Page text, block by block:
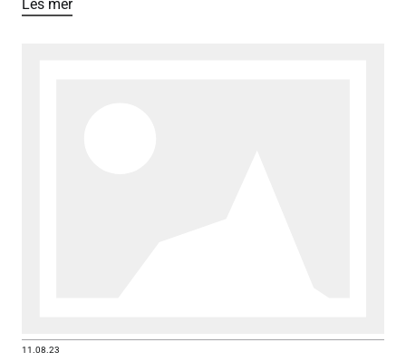
Les mer
11.08.23